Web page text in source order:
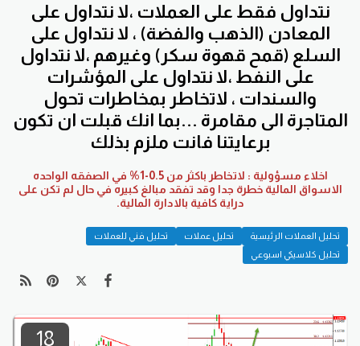
نتداول فقط على العملات ،لا نتداول على
المعادن (الذهب والفضة) ، لا نتداول على
السلع (قمح قهوة سكر) وغيرهم ،لا نتداول
على النفط ،لا نتداول على المؤشرات
والسندات ، لاتخاطر بمخاطرات تحول
المتاجرة الى مقامرة ...بما انك قبلت ان تكون
برعايتنا فانت ملزم بذلك
اخلاء مسؤولية : لاتخاطر باكثر من 0.5-1% في الصفقه الواحده
الاسواق المالية خطرة جدا وقد تفقد مبالغ كبيره في حال لم تكن على
دراية كافية بالادارة المالية.
تحليل العملات الرئيسية تحليل عملات
تحليل فني للعملات
تحليل كلاسيكي اسبوعي
18